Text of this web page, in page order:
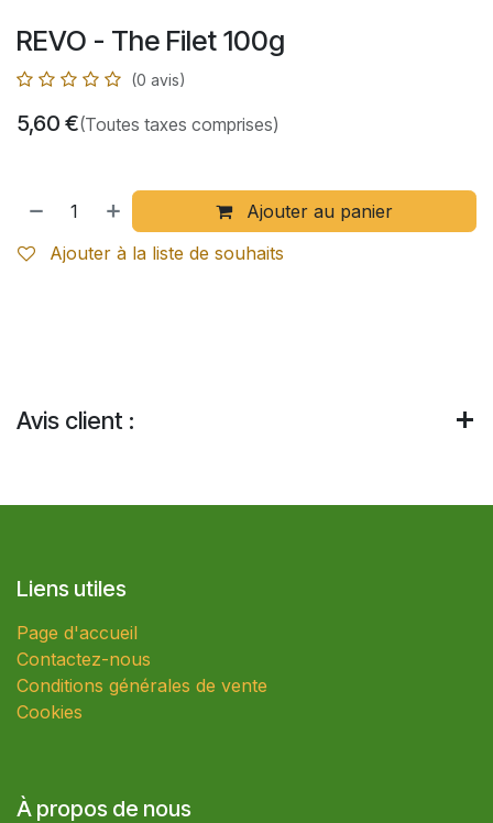
REVO - The Filet 100g
(0 avis)
5,60 €(Toutes taxes comprises)
Ajouter au panier
Ajouter à la liste de souhaits
Avis client :
Liens utiles
Page d'accueil
Contactez-nous
Conditions générales de vente
Cookies
À propos de nous